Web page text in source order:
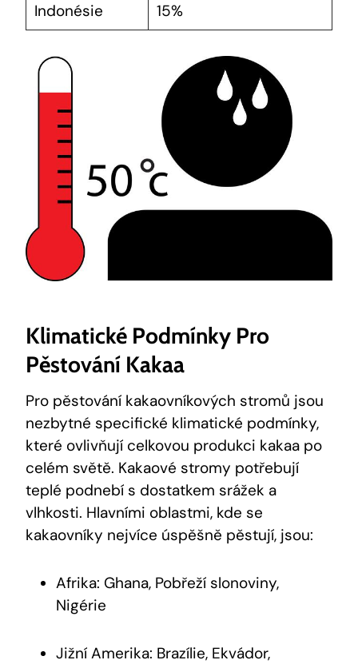
Indonésie
15%
Klimatické Podmínky Pro
Pěstování Kakaa
Pro pěstování kakaovníkových stromů jsou
nezbytné specifické klimatické podmínky,
které ovlivňují celkovou produkci kakaa po
celém světě. Kakaové stromy potřebují
teplé podnebí s dostatkem srážek a
vlhkosti. Hlavními oblastmi, kde se
kakaovníky nejvíce úspěšně pěstují, jsou:
Afrika: Ghana, Pobřeží slonoviny,
Nigérie
Jižní Amerika: Brazílie, Ekvádor,